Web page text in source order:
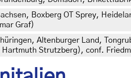
Boxberg OT Sprey,
Graf)
Altenburger Land,
Strutzberg), conf.